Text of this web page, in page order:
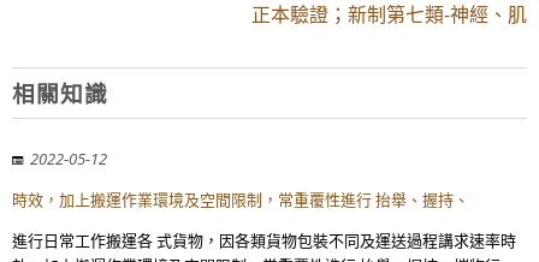
正本驗證；新制第七類-神經、肌
相關知識
2022-05-12
時效，加上搬運作業環境及空間限制，常重覆性進行 抬舉、握持、
進行日常工作搬運各 式貨物，因各類貨物包裝不同及運送過程講求速率時